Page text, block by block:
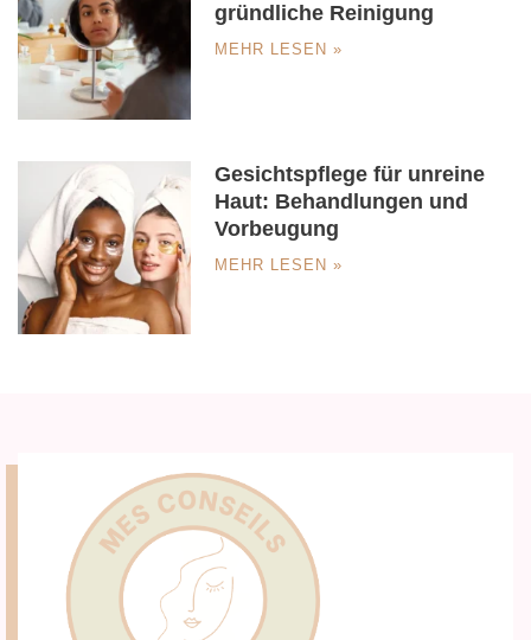
gründliche Reinigung
MEHR LESEN »
Gesichtspflege für unreine
Haut: Behandlungen und
Vorbeugung
MEHR LESEN »